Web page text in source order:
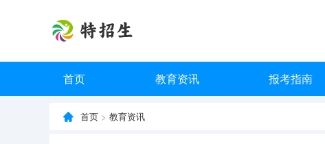
首页 教育资讯 报考指南
首页 > 教育资讯